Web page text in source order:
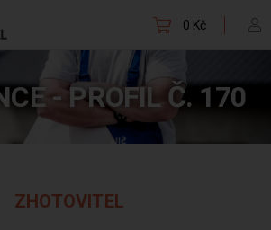
0 Kč
- PROFIL Č. 170
ZHOTOVITEL